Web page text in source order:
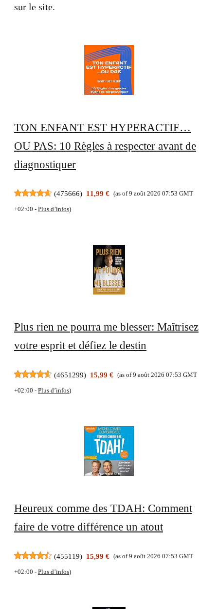
sur le site.
TON ENFANT EST HYPERACTIF…
OU PAS: 10 Règles à respecter avant de
diagnostiquer
(475666) 11,99 € (as of 9 août 2026 07:53 GMT
+02:00 - Plus d’infos)
Plus rien ne pourra me blesser: Maîtrisez
votre esprit et défiez le destin
(4651299) 15,99 € (as of 9 août 2026 07:53 GMT
+02:00 - Plus d’infos)
Heureux comme des TDAH: Comment
faire de votre différence un atout
(455119) 15,99 € (as of 9 août 2026 07:53 GMT
+02:00 - Plus d’infos)